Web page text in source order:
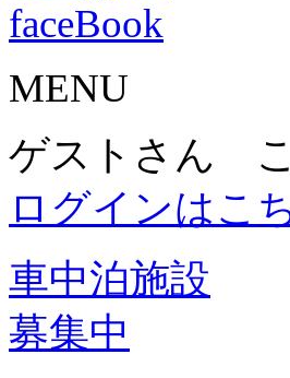
faceBook
MENU
ゲストさん
ログインはこ
車中泊施設
募集中